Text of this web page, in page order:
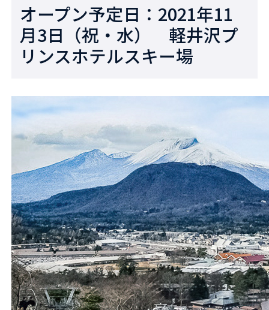
オープン予定日：2021年11
月3日（祝・水） 軽井沢プ
リンスホテルスキー場